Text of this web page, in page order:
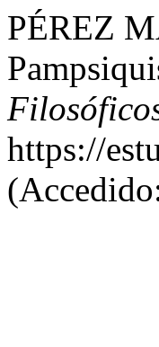
PÉREZ
https://